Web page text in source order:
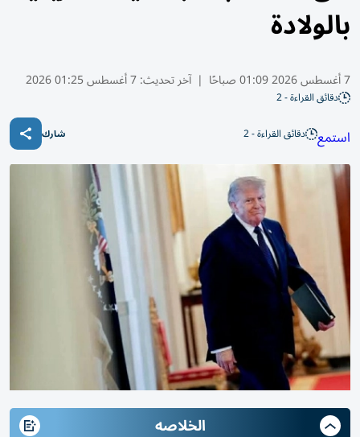
بالولادة
7 أغسطس 2026 01:09 صباحًا | آخر تحديث:7 أغسطس 01:25 2026
دقائق القراءة - 2
استمع دقائق القراءة - 2 شارك
الخلاصه